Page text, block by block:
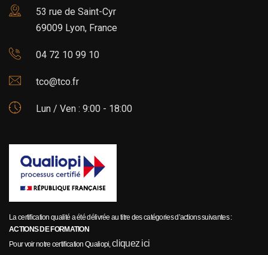
53 rue de Saint-Cyr
69009 Lyon, France
04 72 10 99 10
tco@tco.fr
Lun / Ven : 9:00 - 18:00
La certification qualité a été délivrée au titre des catégories d’actions suivantes :
ACTIONS DE FORMATION
Pour voir notre certification Qualiopi,cliquez ici